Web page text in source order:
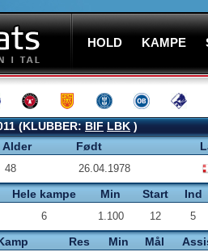
HOLD KAMPE
(KLUBBER:BIF LBK)
Alder Født
48 26.04.1978
Hele kampe Min Start Ind
6 1.100 12 5
Res Min Mål